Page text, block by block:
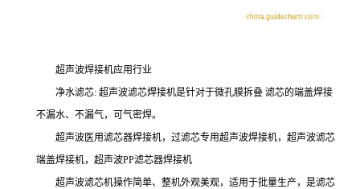
超声波焊接机应用行业
净水滤芯: 超声波滤芯焊接机是针对于微孔膜拆叠 滤芯的端盖焊接
不漏水、不漏气，可气密焊。
超声波医用滤芯器焊接机，过滤芯专用超声波焊接机，超声波滤芯
端盖焊接机，超声波PP滤芯器焊接机
超声波滤芯机操作简单、整机外观美观，适用于批量生产，是滤芯